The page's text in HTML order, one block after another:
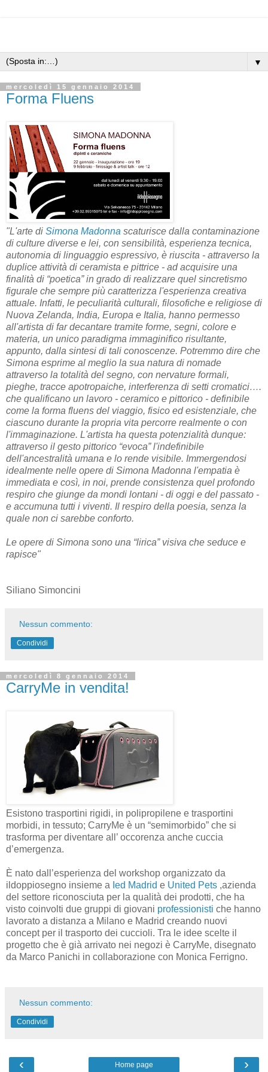
▼
mercoledì 15 gennaio 2014
Forma Fluens
"L'arte di Simona Madonna scaturisce dalla contaminazione
di culture diverse e lei, con sensibilità, esperienza tecnica,
autonomia di linguaggio espressivo, è riuscita - attraverso la
duplice attività di ceramista e pittrice - ad acquisire una
finalità di “poetica” in grado di realizzare quel sincretismo
figurale che sempre più caratterizza l'esperienza creativa
attuale. Infatti, le peculiarità culturali, filosofiche e religiose di
Nuova Zelanda, India, Europa e Italia, hanno permesso
all'artista di far decantare tramite forme, segni, colore e
materia, un unico paradigma immaginifico risultante,
appunto, dalla sintesi di tali conoscenze. Potremmo dire che
Simona esprime al meglio la sua natura di nomade
attraverso la totalità del segno, con nervature formali,
pieghe, tracce apotropaiche, interferenza di setti cromatici….
che qualificano un lavoro - ceramico e pittorico - definibile
come la forma fluens del viaggio, fisico ed esistenziale, che
ciascuno durante la propria vita percorre realmente o con
l'immaginazione. L'artista ha questa potenzialità dunque:
attraverso il gesto pittorico “evoca” l'indefinibile
dell'ancestralità umana e lo rende visibile. Immergendosi
idealmente nelle opere di Simona Madonna l'empatia è
immediata e così, in noi, prende consistenza quel profondo
respiro che giunge da mondi lontani - di oggi e del passato -
e accumuna tutti i viventi. Il respiro della poesia, senza la
quale non ci sarebbe conforto.
Le opere di Simona sono una “lirica” visiva che seduce e
rapisce"
Siliano Simoncini
Nessun commento:
Condividi
mercoledì 8 gennaio 2014
CarryMe in vendita!
Esistono trasportini rigidi, in polipropilene e trasportini
morbidi, in tessuto; CarryMe è un “semimorbido” che si
trasforma per diventare all’ occorenza anche cuccia
d’emergenza.
È nato dall’esperienza del workshop organizzato da
ildoppiosegno insieme a Ied Madrid e United Pets ,azienda
del settore riconosciuta per la qualità dei prodotti, che ha
visto coinvolti due gruppi di giovani professionisti che hanno
lavorato a distanza a Milano e Madrid creando nuovi
concept per il trasporto dei cuccioli. Tra le idee scelte il
progetto che è già arrivato nei negozi è CarryMe, disegnato
da Marco Panichi in collaborazione con Monica Ferrigno.
Nessun commento:
Condividi
‹ ›
Home page